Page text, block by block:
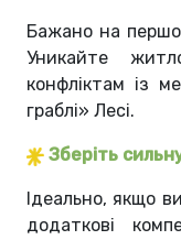
Бажано на
Уникайте
конфліктам із
граблі» Лесі.
Зберіть
Ідеально, якщо
додаткові